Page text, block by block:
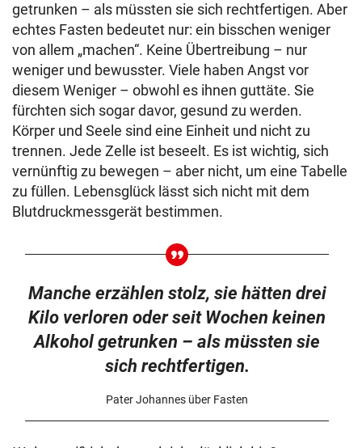
getrunken – als müssten sie sich rechtfertigen. Aber
echtes Fasten bedeutet nur: ein bisschen weniger
von allem „machen“. Keine Übertreibung – nur
weniger und bewusster. Viele haben Angst vor
diesem Weniger – obwohl es ihnen guttäte. Sie
fürchten sich sogar davor, gesund zu werden.
Körper und Seele sind eine Einheit und nicht zu
trennen. Jede Zelle ist beseelt. Es ist wichtig, sich
vernünftig zu bewegen – aber nicht, um eine Tabelle
zu füllen. Lebensglück lässt sich nicht mit dem
Blutdruckmessgerät bestimmen.
Manche erzählen stolz, sie hätten drei
Kilo verloren oder seit Wochen keinen
Alkohol getrunken – als müssten sie
sich rechtfertigen.
Pater Johannes über Fasten